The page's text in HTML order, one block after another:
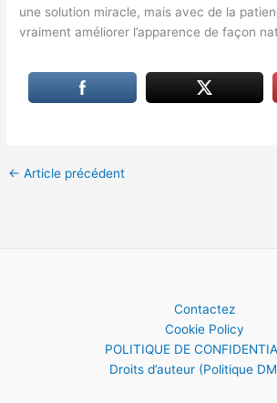
une solution miracle, mais avec de la
vraiment améliorer l’apparence de façon
← Article précédent
Contactez
Cookie Policy
POLITIQUE DE
Droits d’auteur (Politique